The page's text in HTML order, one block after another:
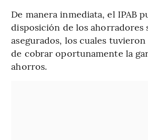
De manera inmediata, el IPAB
disposición de los ahorradores
asegurados, los cuales
de cobrar oportunamente la
ahorros.